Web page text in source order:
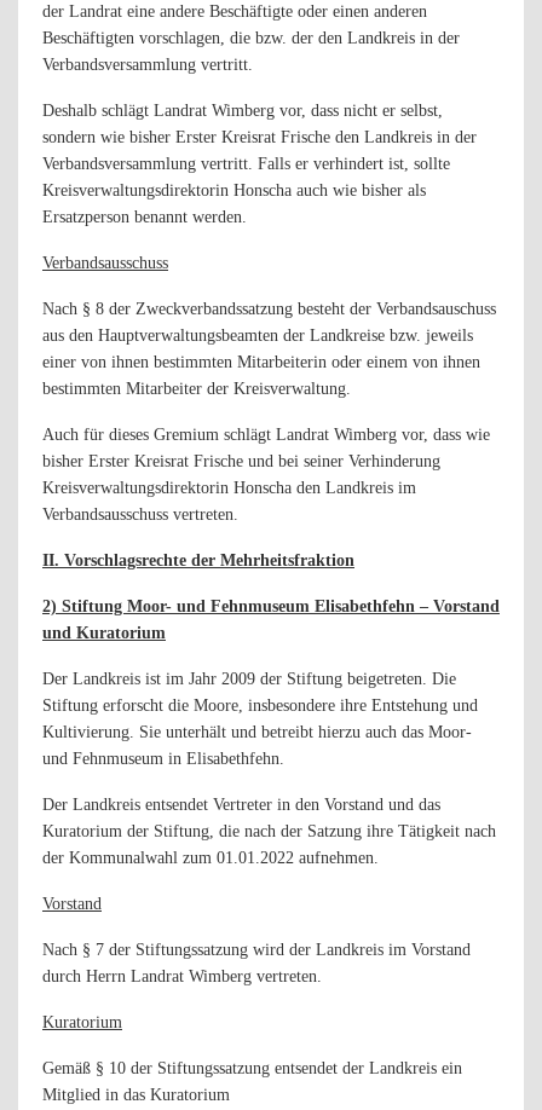
der Landrat eine andere Beschäftigte oder einen anderen
Beschäftigten vorschlagen, die bzw. der den Landkreis in der
Verbandsversammlung vertritt.
Deshalb schlägt Landrat Wimberg vor, dass nicht er selbst,
sondern wie bisher Erster Kreisrat Frische den Landkreis in der
Verbandsversammlung vertritt. Falls er verhindert ist, sollte
Kreisverwaltungsdirektorin Honscha auch wie bisher als
Ersatzperson benannt werden.
Verbandsausschuss
Nach § 8 der Zweckverbandssatzung besteht der Verbandsauschuss
aus den Hauptverwaltungsbeamten der Landkreise bzw. jeweils
einer von ihnen bestimmten Mitarbeiterin oder einem von ihnen
bestimmten Mitarbeiter der Kreisverwaltung.
Auch für dieses Gremium schlägt Landrat Wimberg vor, dass wie
bisher Erster Kreisrat Frische und bei seiner Verhinderung
Kreisverwaltungsdirektorin Honscha den Landkreis im
Verbandsausschuss vertreten.
II. Vorschlagsrechte der Mehrheitsfraktion
2) Stiftung Moor- und Fehnmuseum Elisabethfehn – Vorstand
und Kuratorium
Der Landkreis ist im Jahr 2009 der Stiftung beigetreten. Die
Stiftung erforscht die Moore, insbesondere ihre Entstehung und
Kultivierung. Sie unterhält und betreibt hierzu auch das Moor-
und Fehnmuseum in Elisabethfehn.
Der Landkreis entsendet Vertreter in den Vorstand und das
Kuratorium der Stiftung, die nach der Satzung ihre Tätigkeit nach
der Kommunalwahl zum 01.01.2022 aufnehmen.
Vorstand
Nach § 7 der Stiftungssatzung wird der Landkreis im Vorstand
durch Herrn Landrat Wimberg vertreten.
Kuratorium
Gemäß § 10 der Stiftungssatzung entsendet der Landkreis ein
Mitglied in das Kuratorium